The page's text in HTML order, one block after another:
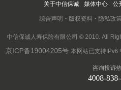
关于中信保诚 媒体中心 公
综合声明 版权资料 隐私政策
中信保诚人寿保险有限公司 © 2010. All
京ICP备19004205号 本网站已支持IPv6
咨询投诉
4008-